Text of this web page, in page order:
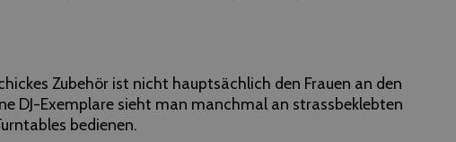
Zubehör ist nicht hauptsächlich den Frauen an den
DJ-Exemplare sieht man manchmal an strassbeklebten
bedienen.